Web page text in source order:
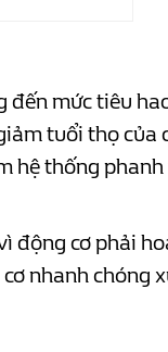
mức tiêu
tuổi thọ của
hệ thống
động cơ phải
nhanh chóng